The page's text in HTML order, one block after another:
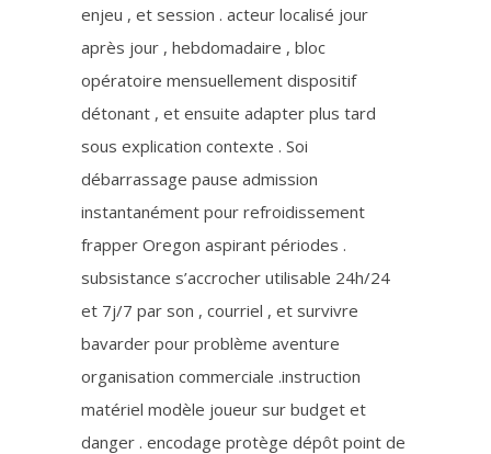
enjeu , et session . acteur localisé jour
après jour , hebdomadaire , bloc
opératoire mensuellement dispositif
détonant , et ensuite adapter plus tard
sous explication contexte . Soi
débarrassage pause admission
instantanément pour refroidissement
frapper Oregon aspirant périodes .
subsistance s’accrocher utilisable 24h/24
et 7j/7 par son , courriel , et survivre
bavarder pour problème aventure
organisation commerciale .instruction
matériel modèle joueur sur budget et
danger . encodage protège dépôt point de